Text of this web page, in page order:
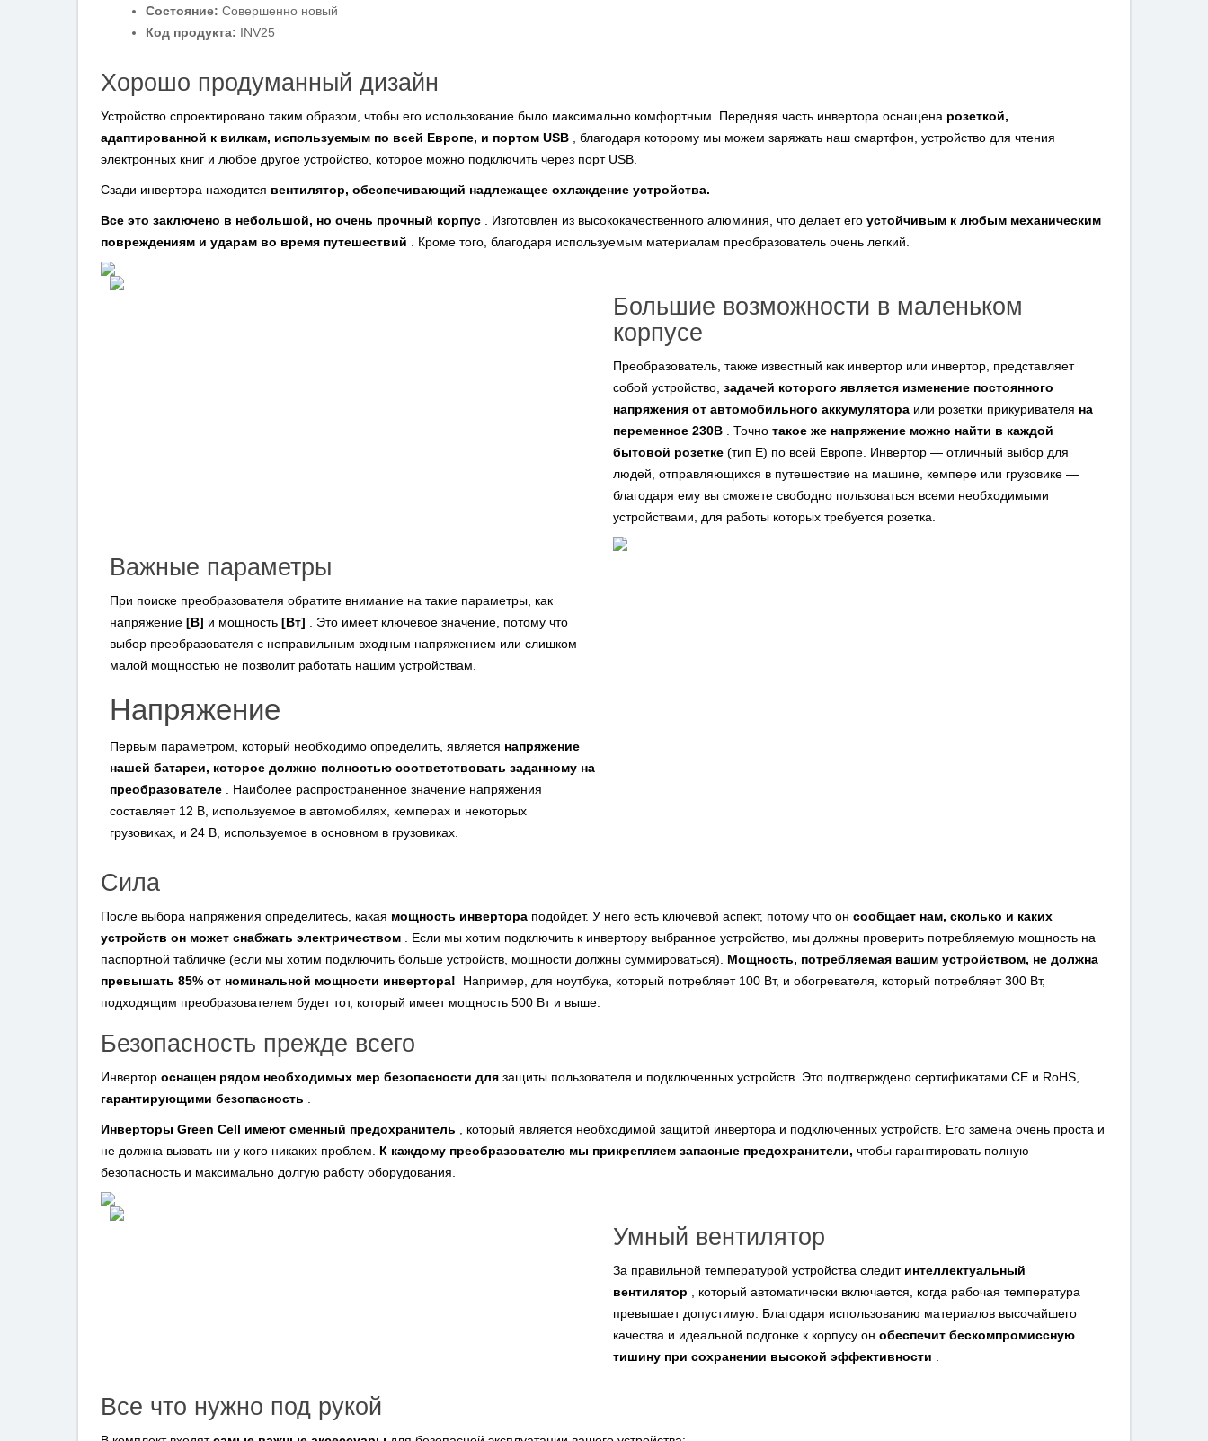
Состояние: Совершенно новый
Код продукта: INV25
Хорошо продуманный дизайн
Устройство спроектировано таким образом, чтобы его использование было максимально комфортным. Передняя часть инвертора оснащена розеткой,
адаптированной к вилкам, используемым по всей Европе, и портом USB , благодаря которому мы можем заряжать наш смартфон, устройство для чтения
электронных книг и любое другое устройство, которое можно подключить через порт USB.
Сзади инвертора находится вентилятор, обеспечивающий надлежащее охлаждение устройства.
Все это заключено в небольшой, но очень прочный корпус . Изготовлен из высококачественного алюминия, что делает его устойчивым к любым механическим
повреждениям и ударам во время путешествий . Кроме того, благодаря используемым материалам преобразователь очень легкий.
Большие возможности в маленьком
корпусе
Преобразователь, также известный как инвертор или инвертор, представляет
собой устройство, задачей которого является изменение постоянного
напряжения от автомобильного аккумулятора или розетки прикуривателя на
переменное 230В . Точно такое же напряжение можно найти в каждой
бытовой розетке (тип E) по всей Европе. Инвертор — отличный выбор для
людей, отправляющихся в путешествие на машине, кемпере или грузовике —
благодаря ему вы сможете свободно пользоваться всеми необходимыми
устройствами, для работы которых требуется розетка.
Важные параметры
При поиске преобразователя обратите внимание на такие параметры, как
напряжение [В] и мощность [Вт] . Это имеет ключевое значение, потому что
выбор преобразователя с неправильным входным напряжением или слишком
малой мощностью не позволит работать нашим устройствам.
Напряжение
Первым параметром, который необходимо определить, является напряжение
нашей батареи, которое должно полностью соответствовать заданному на
преобразователе . Наиболее распространенное значение напряжения
составляет 12 В, используемое в автомобилях, кемперах и некоторых
грузовиках, и 24 В, используемое в основном в грузовиках.
Сила
После выбора напряжения определитесь, какая мощность инвертора подойдет. У него есть ключевой аспект, потому что он сообщает нам, сколько и каких
устройств он может снабжать электричеством . Если мы хотим подключить к инвертору выбранное устройство, мы должны проверить потребляемую мощность на
паспортной табличке (если мы хотим подключить больше устройств, мощности должны суммироваться). Мощность, потребляемая вашим устройством, не должна
превышать 85% от номинальной мощности инвертора!
Например, для ноутбука, который потребляет 100 Вт, и обогревателя, который потребляет 300 Вт,
подходящим преобразователем будет тот, который имеет мощность 500 Вт и выше.
Безопасность прежде всего
Инвертор оснащен рядом необходимых мер безопасности для защиты пользователя и подключенных устройств. Это подтверждено сертификатами CE и RoHS,
гарантирующими безопасность
Инверторы Green Cell имеют сменный предохранитель , который является необходимой защитой инвертора и подключенных устройств. Его замена очень проста и
не должна вызвать ни у кого никаких проблем. К каждому преобразователю мы прикрепляем запасные предохранители, чтобы гарантировать полную
безопасность и максимально долгую работу оборудования.
Умный вентилятор
За правильной температурой устройства следит интеллектуальный
вентилятор , который автоматически включается, когда рабочая температура
превышает допустимую. Благодаря использованию материалов высочайшего
качества и идеальной подгонке к корпусу он обеспечит бескомпромиссную
тишину при сохранении высокой эффективности
Все что нужно под рукой